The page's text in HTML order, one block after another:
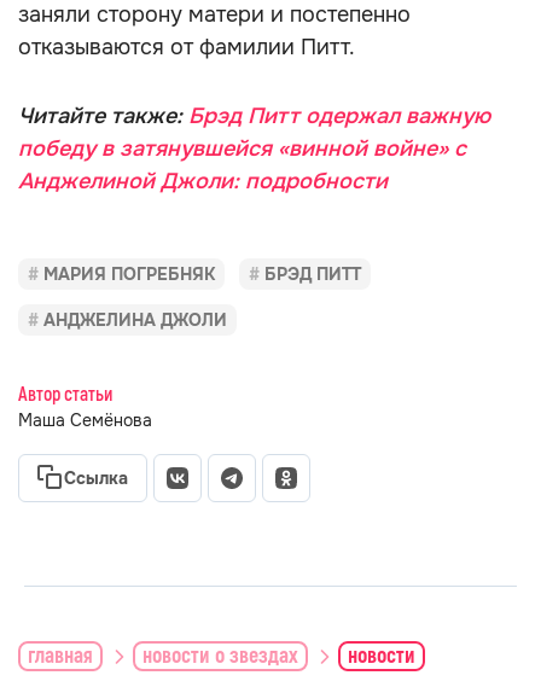
заняли сторону матери и постепенно
отказываются от фамилии Питт.
Читайте также: Брэд Питт одержал важную
победу в затянувшейся «винной войне» с
Анджелиной Джоли: подробности
МАРИЯ ПОГРЕБНЯК БРЭД ПИТТ
АНДЖЕЛИНА ДЖОЛИ
Автор статьи
Маша Семёнова
Ссылка
главная новости о звездах новости